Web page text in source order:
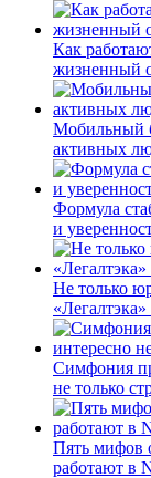
Как
жизненный
Мобильный
активных
Формула
и
Не только
Симфония
не только
Пять мифов
работают в